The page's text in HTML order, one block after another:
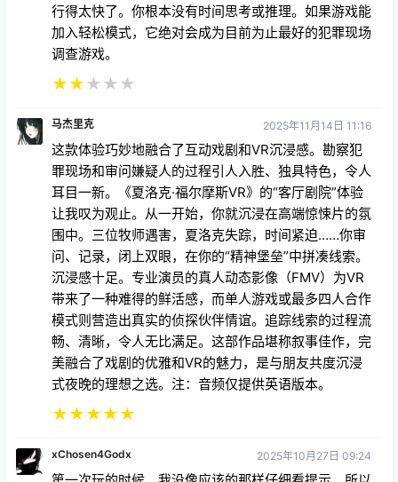
行得太快了。你根本没有时间思考或推理。如果游戏能
加入轻松模式，它绝对会成为目前为止最好的犯罪现场
调查游戏。
★★★ ★ ★
马杰里克 2025年11月14日 11:16
这款体验巧妙地融合了互动戏剧和VR沉浸感。勘察犯
罪现场和审问嫌疑人的过程引人入胜、独具特色，令人
耳目一新。《夏洛克·福尔摩斯VR》的“客厅剧院”体验
让我叹为观止。从一开始，你就沉浸在高端惊悚片的氛
围中。三位牧师遇害，夏洛克失踪，时间紧迫……你审
问、记录，闭上双眼，在你的“精神堡垒”中拼凑线索。
沉浸感十足。专业演员的真人动态影像（FMV）为VR
带来了一种难得的鲜活感，而单人游戏或最多四人合作
模式则营造出真实的侦探伙伴情谊。追踪线索的过程流
畅、清晰，令人无比满足。这部作品堪称叙事佳作，完
美融合了戏剧的优雅和VR的魅力，是与朋友共度沉浸
式夜晚的理想之选。注：音频仅提供英语版本。
★★★★★
xChosen4Godx 2025年10月27日 09:24